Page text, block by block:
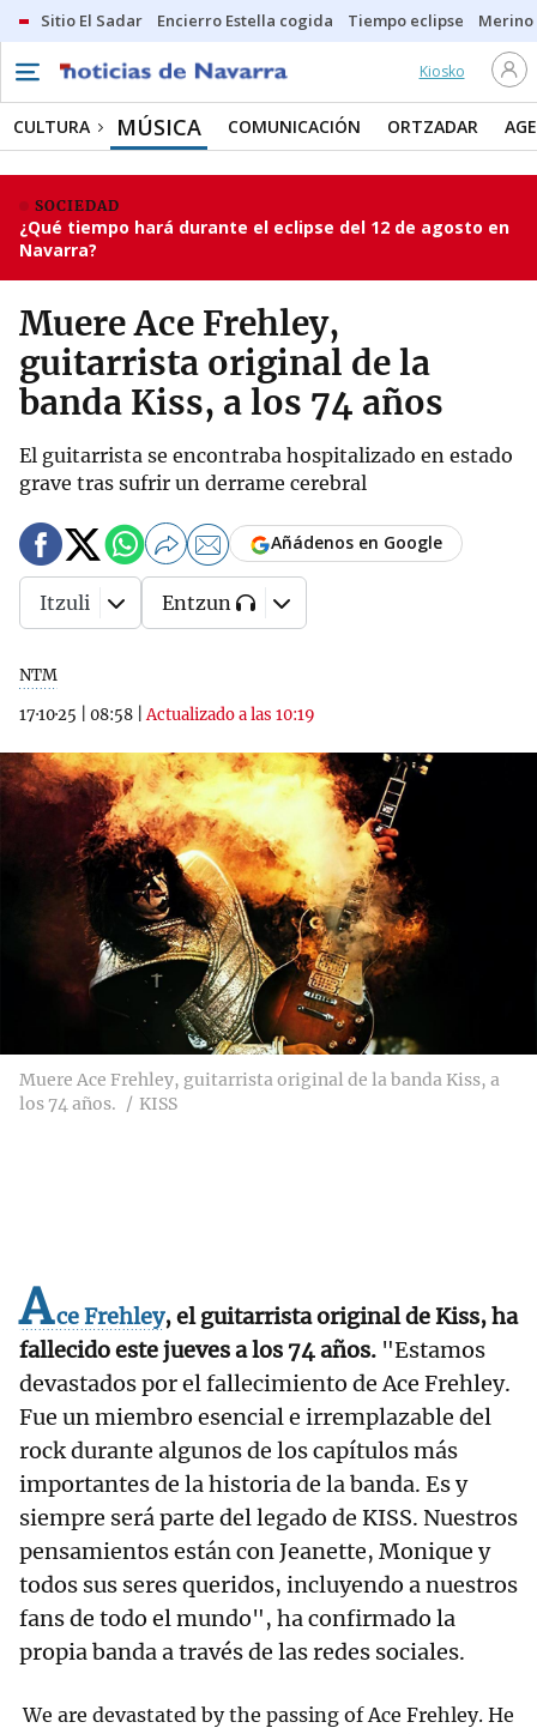
Sitio El Sadar Encierro Estella cogida Tiempo eclipse
Kiosko
CULTURA MÚSICA COMUNICACIÓN ORTZADAR
SOCIEDAD
¿Qué tiempo hará durante el eclipse del 12 de agosto en
Navarra?
Muere Ace Frehley,
guitarrista original de la
banda Kiss, a los 74 años
El guitarrista se encontraba hospitalizado en estado
grave tras sufrir un derrame cerebral
NTM
17·10·25
08:58 |Actualizado a las 10:19
Añádenos en Google
Itzuli Entzun
Muere Ace Frehley, guitarrista original de la banda Kiss, a
los 74 años.
KISS
Ace Frehley, el guitarrista original de Kiss, ha
fallecido este jueves a los 74 años. "Estamos
devastados por el fallecimiento de Ace Frehley.
Fue un miembro esencial e irremplazable del
rock durante algunos de los capítulos más
importantes de la historia de la banda. Es y
siempre será parte del legado de KISS. Nuestros
pensamientos están con Jeanette, Monique y
todos sus seres queridos, incluyendo a nuestros
fans de todo el mundo", ha confirmado la
propia banda a través de las redes sociales.
We are devastated by the passing of Ace Frehley. He